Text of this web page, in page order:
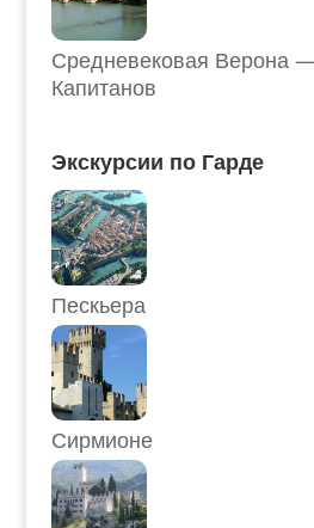
Средневековая Верона
Капитанов
Экскурсии по Гарде
Пескьера
Сирмионе